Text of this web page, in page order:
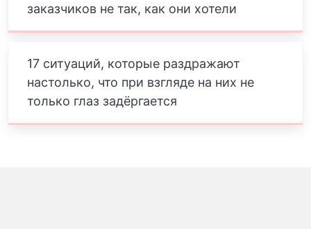
заказчиков не так, как они хотели
17 ситуаций, которые раздражают
настолько, что при взгляде на них не
только глаз задёргается